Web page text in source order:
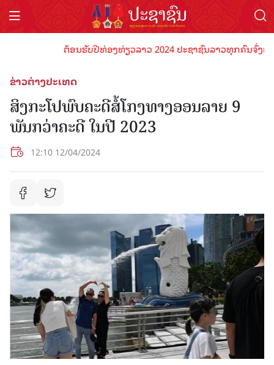
ຕ້ອນຮັບປີທ່ອງທ່ຽວລາວ 2024 ປະຊາຊົນລາວທຸກຄົນຈົ່ງພ້
ຂ່າວຕ່າງປະເທດ
ສິງກະໂປພົບຄະດີສໍ້ໂກງທາງອອນລາຍ 9
ພັນກວ່າຄະດີ ໃນປີ 2023
12:10 12/04/2024